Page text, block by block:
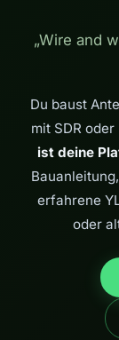
„Wire and
Du baust
mit SDR
ist deine
erfahrene
oder